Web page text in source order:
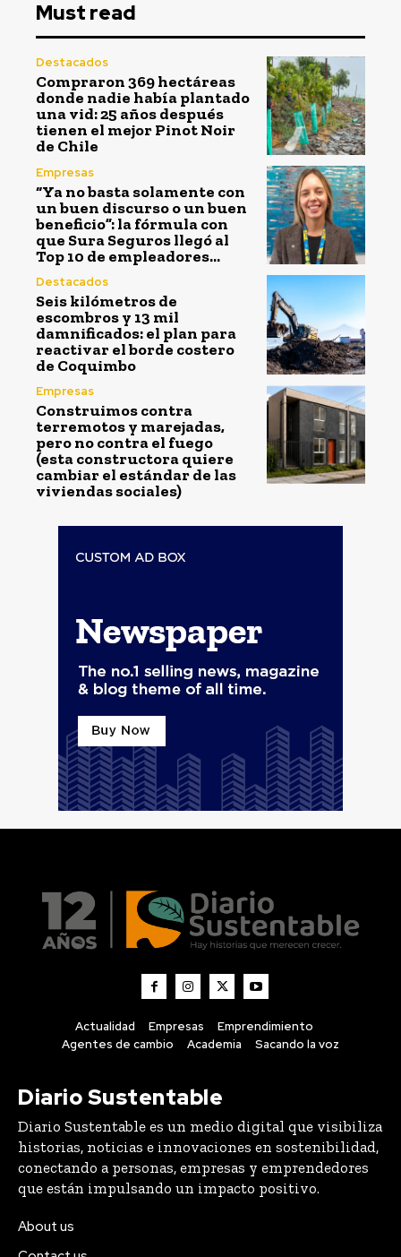
Must read
Destacados
Compraron 369 hectáreas
donde nadie había plantado
una vid: 25 años después
tienen el mejor Pinot Noir
de Chile
Empresas
“Ya no basta solamente con
un buen discurso o un buen
beneficio”: la fórmula con
que Sura Seguros llegó al
Top 10 de empleadores...
Destacados
Seis kilómetros de
escombros y 13 mil
damnificados: el plan para
reactivar el borde costero
de Coquimbo
Empresas
Construimos contra
terremotos y marejadas,
pero no contra el fuego
(esta constructora quiere
cambiar el estándar de las
viviendas sociales)
Actualidad Empresas
Emprendimiento
Agentes de cambio
Academia Sacando la voz
Diario Sustentable
Diario Sustentable es un medio digital que visibiliza
historias, noticias e innovaciones en sostenibilidad,
conectando a personas, empresas y emprendedores
que están impulsando un impacto positivo.
About us